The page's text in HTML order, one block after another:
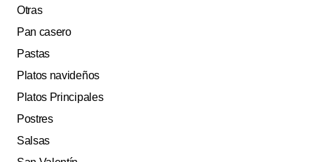
Otras
Pan casero
Pastas
Platos navideños
Platos Principales
Postres
Salsas